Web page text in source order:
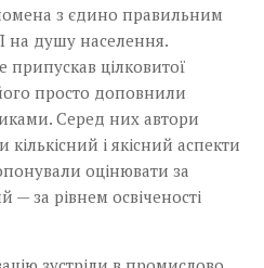
з єдино правильним
на душу населення.
припускав цілковитої
просто доповнили
Серед них автори
і якісний аспекти
оцінювати за
— за рівнем освіченості